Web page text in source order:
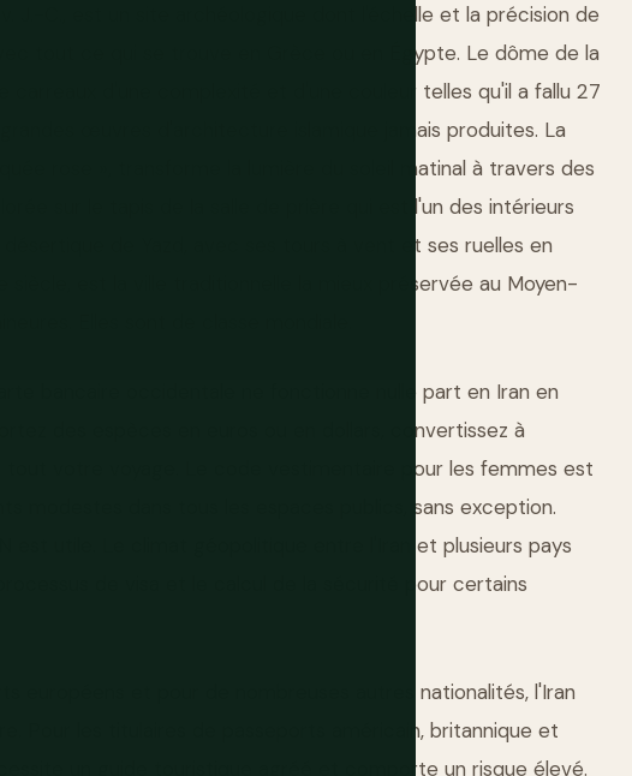
J.-C., est un site archéologique dont l'échelle et la précision de
tout ce qui se trouve en Grèce ou en Égypte. Le dôme de la
carreaux d'une complexité et d'une couleur telles qu'il a fallu 27
œuvres d'architecture islamique jamais produites. La
rose », transforme la lumière du soleil matinal à travers des
sur le tapis de la salle de prière qui est l'un des intérieurs
de Yazd, avec ses tours à vent et ses ruelles en
siècle, est la ville traditionnelle la mieux préservée au Moyen-
Elles sont de classe mondiale.
bancaire occidentale ne fonctionne nulle part en Iran en
des espèces en euros ou en dollars, convertissez à
votre voyage. Le code vestimentaire pour les femmes est
modestes dans tous les espaces publics, sans exception.
utile. Le climat géopolitique entre l'Iran et plusieurs pays
de visa et le calcul de la sécurité pour certains
européens et pour de nombreuses autres nationalités, l'Iran
Pour les titulaires de passeports américain, britannique et
un guide touristique agréé et comporte un risque élevé.